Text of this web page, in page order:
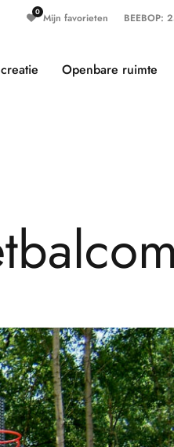
Mijn favorieten BEEBOP:
Openbare ruimte
tbalcom